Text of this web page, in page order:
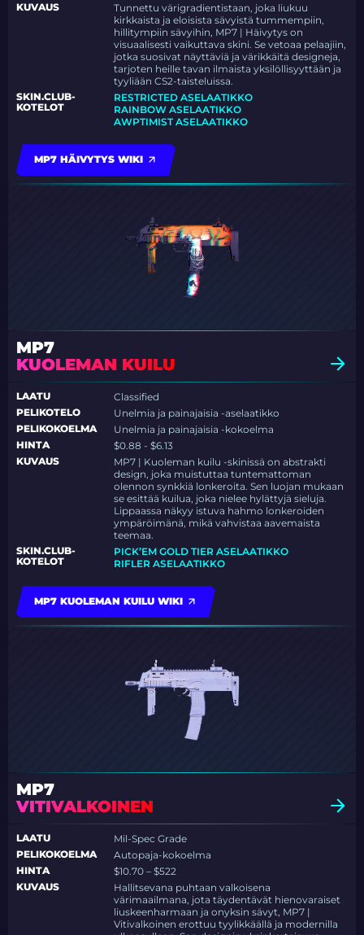
KUVAUS
Tunnettu värigradientistaan, joka liukuu
kirkkaista ja eloisista sävyistä tummempiin,
hillitympiin sävyihin, MP7 | Häivytys on
visuaalisesti vaikuttava skini. Se vetoaa pelaajiin,
jotka suosivat näyttäviä ja värikkäitä designeja,
tarjoten heille tavan ilmaista yksilöllisyyttään ja
tyyliään CS2-taisteluissa.
SKIN.CLUB-
KOTELOT
RESTRICTED ASELAATIKKO
RAINBOW ASELAATIKKO
AWPTIMIST ASELAATIKKO
MP7 HÄIVYTYS WIKI
MP7
KUOLEMAN KUILU
LAATU
Classified
PELIKOTELO
Unelmia ja painajaisia -aselaatikko
PELIKOKOELMA
Unelmia ja painajaisia -kokoelma
HINTA
$0.88 - $6.13
KUVAUS
MP7 | Kuoleman kuilu -skinissä on abstrakti
design, joka muistuttaa tuntemattoman
olennon synkkiä lonkeroita. Sen luojan mukaan
se esittää kuilua, joka nielee hylättyjä sieluja.
Lippaassa näkyy istuva hahmo lonkeroiden
ympäröimänä, mikä vahvistaa aavemaista
teemaa.
SKIN.CLUB-
KOTELOT
PICK’EM GOLD TIER ASELAATIKKO
RIFLER ASELAATIKKO
MP7 KUOLEMAN KUILU WIKI
MP7
VITIVALKOINEN
LAATU
Mil-Spec Grade
PELIKOKOELMA
Autopaja-kokoelma
HINTA
$10.70 – $522
KUVAUS
Hallitsevana puhtaan valkoisena
värimaailmana, jota täydentävät hienovaraiset
liuskeenharmaan ja onyksin sävyt, MP7 |
Vitivalkoinen erottuu tyylikkäällä ja modernilla